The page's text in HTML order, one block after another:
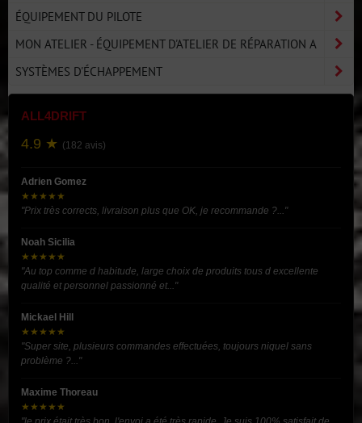
ÉQUIPEMENT DU PILOTE
MON ATELIER - ÉQUIPEMENT D'ATELIER DE RÉPARATION A
SYSTÈMES D'ÉCHAPPEMENT
ALL4DRIFT
4.9 ★ (182 avis)
Adrien Gomez
★★★★★
"Prix très corrects, livraison plus que OK, je recommande ?..."
Noah Sicilia
★★★★★
"Au top comme d habitude, large choix de produits tous d excellente
qualité et personnel passionné et..."
Mickael Hill
★★★★★
"Super site, plusieurs commandes effectuées, toujours niquel sans
problème ?..."
Maxime Thoreau
★★★★★